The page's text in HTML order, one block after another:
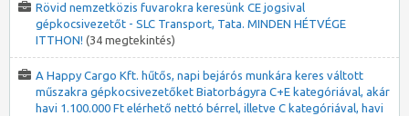
Rövid nemzetközis fuvarokra keresünk CE jogsival
gépkocsivezetőt - SLC Transport, Tata. MINDEN HÉTVÉGE
ITTHON! (34 megtekintés)
A Happy Cargo Kft. hűtős, napi bejárós munkára keres váltott
műszakra gépkocsivezetőket Biatorbágyra C+E kategóriával, akár
havi 1.100.000 Ft elérhető nettó bérrel, illetve C kategóriával, havi